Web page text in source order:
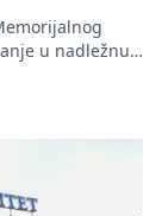
u nadležnu
tužilaštva u
da se